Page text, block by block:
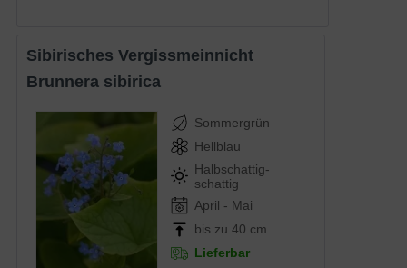
Sibirisches Vergissmeinnicht
Brunnera sibirica
Sommergrün
Hellblau
Halbschattig-
schattig
April - Mai
bis zu 40 cm
Lieferbar